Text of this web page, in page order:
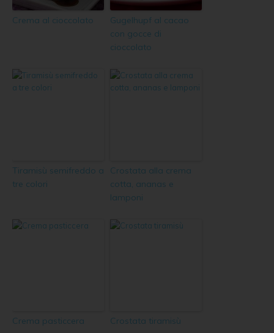
Crema al cioccolato
Gugelhupf al cacao
con gocce di
cioccolato
Tiramisù semifreddo a
tre colori
Crostata alla crema
cotta, ananas e
lamponi
Crema pasticcera Crostata tiramisù